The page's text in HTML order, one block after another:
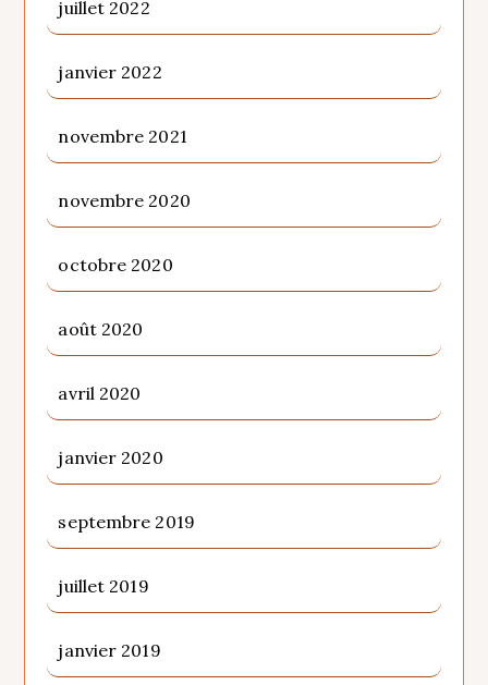
juillet 2022
janvier 2022
novembre 2021
novembre 2020
octobre 2020
août 2020
avril 2020
janvier 2020
septembre 2019
juillet 2019
janvier 2019